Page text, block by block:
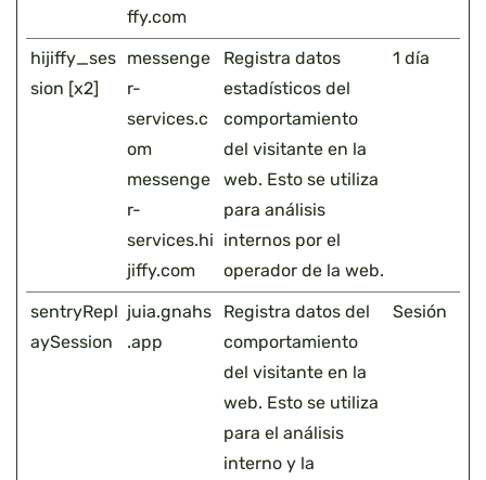
ffy.com
hijiffy_ses
sion [x2]
messenge
r-
services.c
om
messenge
r-
services.hi
jiffy.com
Registra datos
estadísticos del
comportamiento
del visitante en la
web. Esto se utiliza
para análisis
internos por el
operador de la web.
1 día
sentryRepl
aySession
juia.gnahs
.app
Registra datos del
comportamiento
del visitante en la
web. Esto se utiliza
para el análisis
interno y la
Sesión